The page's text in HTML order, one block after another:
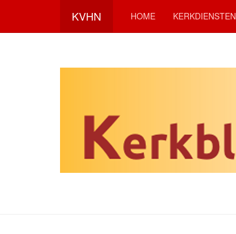
KVHN HOME KERKDIENSTEN